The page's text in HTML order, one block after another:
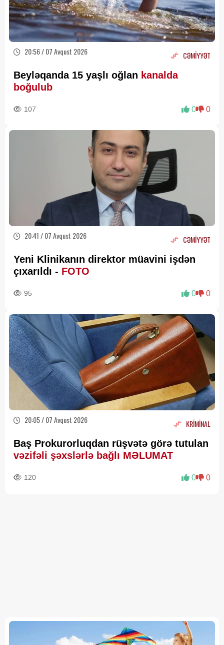
20:56 / 07 Avqust 2026 CƏMİYYƏT
Beyləqanda 15 yaşlı oğlan kanalda
boğulub
107 0 0
20:41 / 07 Avqust 2026 CƏMİYYƏT
Yeni Klinikanın direktor müavini işdən
çıxarıldı - FOTO
95 0 0
20:05 / 07 Avqust 2026 KRİMİNAL
Baş Prokurorluqdan rüşvətə görə tutulan
vəzifəli şəxslərlə bağlı MƏLUMAT
120 0 0